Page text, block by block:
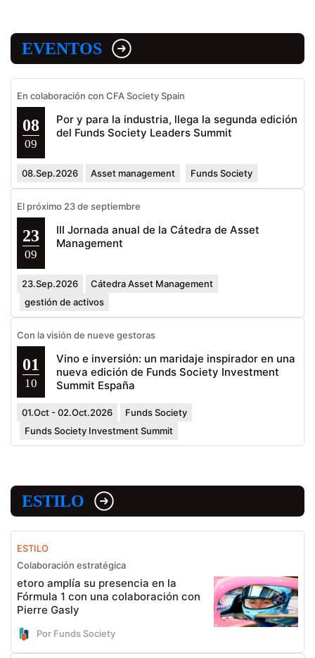
EVENTOS
En colaboración con CFA Society Spain
08
09
Por y para la industria, llega la segunda edición
del Funds Society Leaders Summit
08.Sep.2026 Asset management Funds Society
El próximo 23 de septiembre
23
09
III Jornada anual de la Cátedra de Asset
Management
23.Sep.2026
Cátedra Asset Management
gestión de activos
Con la visión de nueve gestoras
01
10
Vino e inversión: un maridaje inspirador en una
nueva edición de Funds Society Investment
Summit España
01.Oct - 02.Oct.2026
Funds Society
Funds Society Investment Summit
ESTILO
ESTILO
Colaboración estratégica
etoro amplía su presencia en la
Fórmula 1 con una colaboración con
Pierre Gasly
Por Funds Society